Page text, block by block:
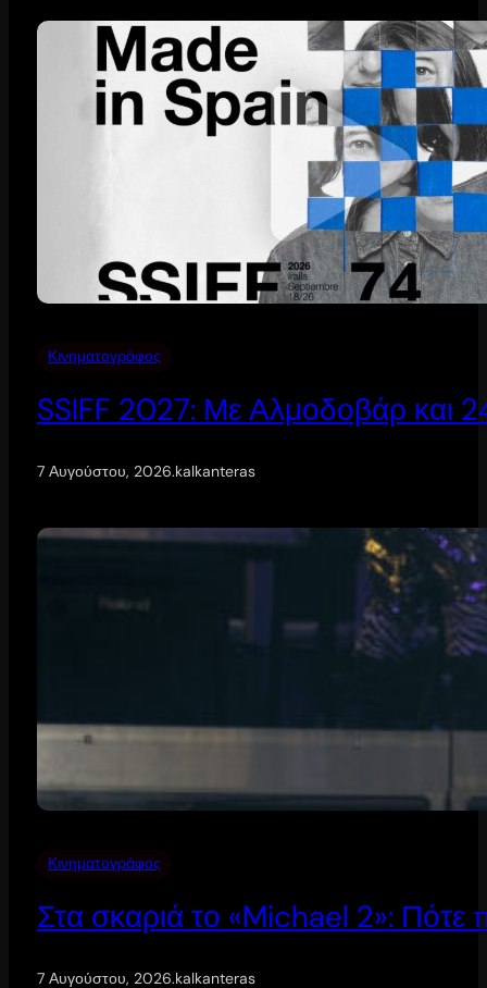
Κινηματογράφος
SSIFF 2027: Με Αλμοδοβάρ και 24
7 Αυγούστου, 2026.kalkanteras
Κινηματογράφος
Στα σκαριά το «Michael 2»: Πότε
7 Αυγούστου, 2026.kalkanteras